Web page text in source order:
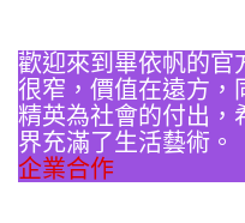
歡迎來到畢依帆的官
很窄，價值在遠方，
精英為社會的付出，
界充滿了生活藝術。
企業合作